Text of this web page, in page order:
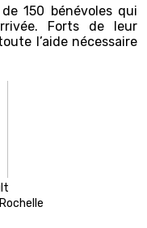
150 bénévoles qui
Forts de leur
l’aide nécessaire